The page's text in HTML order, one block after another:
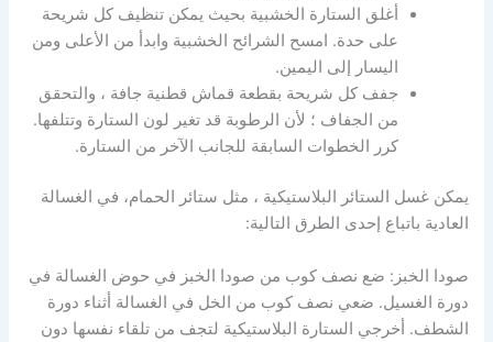
أغلق الستارة الخشبية بحيث يمكن تنظيف كل شريحة
على حدة. امسح الشرائح الخشبية وابدأ من الأعلى ومن
اليسار إلى اليمين.
جفف كل شريحة بقطعة قماش قطنية جافة ، والتحقق
من الجفاف ؛ لأن الرطوبة قد تغير لون الستارة وتتلفها.
كرر الخطوات السابقة للجانب الآخر من الستارة.
يمكن غسل الستائر البلاستيكية ، مثل ستائر الحمام، في الغسالة
العادية باتباع إحدى الطرق التالية:
صودا الخبز: ضع نصف كوب من صودا الخبز في حوض الغسالة في
دورة الغسيل. ضعي نصف كوب من الخل في الغسالة أثناء دورة
الشطف. أخرجي الستارة البلاستيكية لتجف من تلقاء نفسها دون